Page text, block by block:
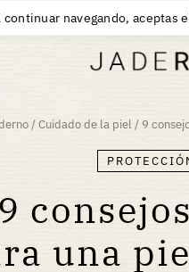
continuar navegando, aceptas
ENTREGA
/Cuidado de la piel / 9
9
una